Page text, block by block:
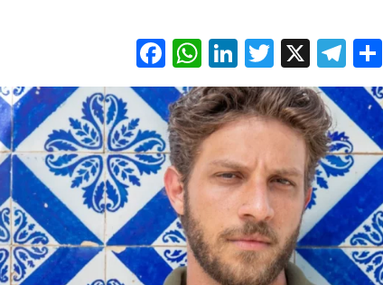
Facebook
WhatsApp
LinkedIn
Twitter
X